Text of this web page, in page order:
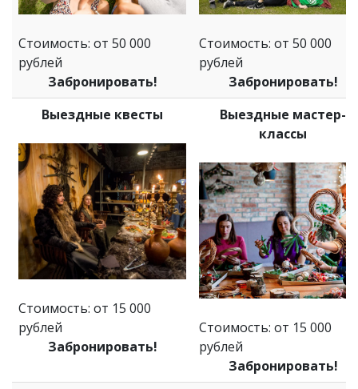
Стоимость: от 50 000
рублей
Забронировать!
Стоимость: от 50 000
рублей
Забронировать!
Выездные квесты
Стоимость: от 15 000
рублей
Забронировать!
Выездные мастер-
классы
Стоимость: от 15 000
рублей
Забронировать!